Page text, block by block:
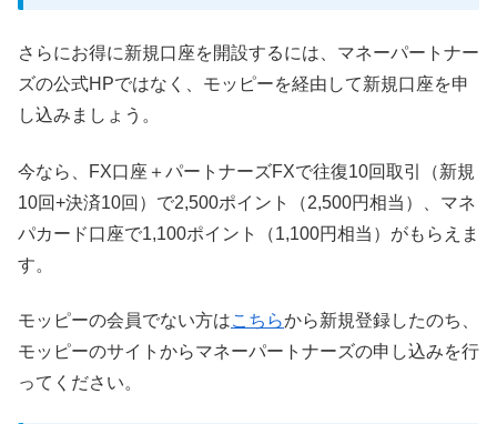
さらにお得に新規口座を開設するには、マネーパートナー
ズの公式HPではなく、モッピーを経由して新規口座を申
し込みましょう。
今なら、FX口座＋パートナーズFXで往復10回取引（新規
10回+決済10回）で2,500ポイント（2,500円相当）、マネ
パカード口座で1,100ポイント（1,100円相当）がもらえま
す。
モッピーの会員でない方はこちらから新規登録したのち、
モッピーのサイトからマネーパートナーズの申し込みを行
ってください。